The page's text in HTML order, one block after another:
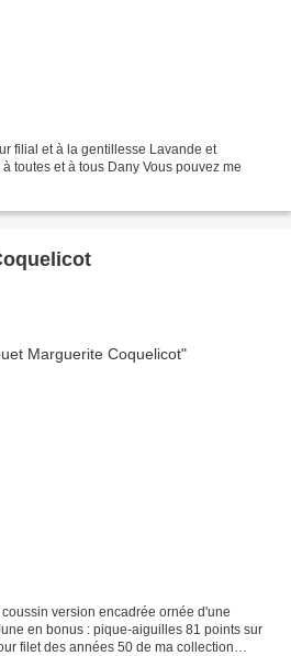
filial et à la gentillesse Lavande et
toutes et à tous Dany Vous pouvez me
version encadrée ornée d'une
en bonus : pique-aiguilles 81 points sur
filet des années 50 de ma collection